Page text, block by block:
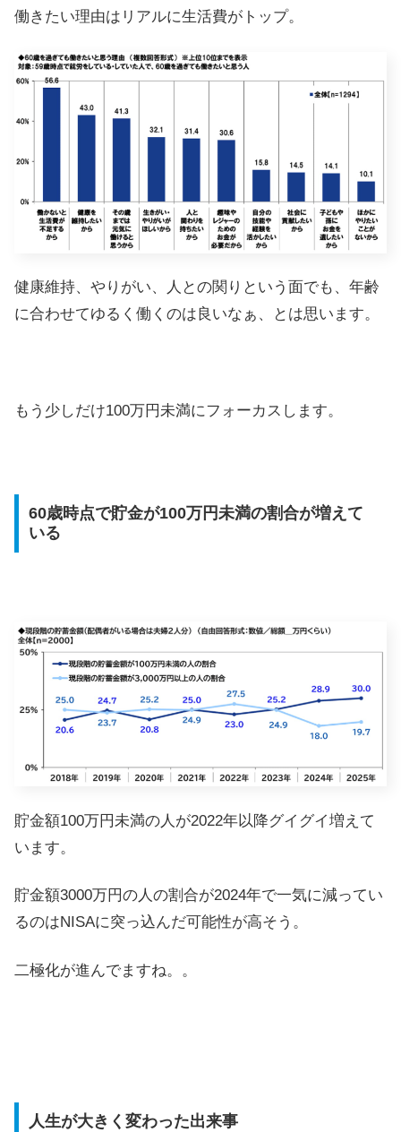
働きたい理由はリアルに生活費がトップ。
健康維持、やりがい、人との関りという面でも、年齢
に合わせてゆるく働くのは良いなぁ、とは思います。
もう少しだけ100万円未満にフォーカスします。
60歳時点で貯金が100万円未満の割合が増えて
いる
貯金額100万円未満の人が2022年以降グイグイ増えて
います。
貯金額3000万円の人の割合が2024年で一気に減ってい
るのはNISAに突っ込んだ可能性が高そう。
二極化が進んでますね。。
人生が大きく変わった出来事